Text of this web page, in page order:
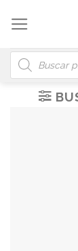
content
Búsqueda
de
productos